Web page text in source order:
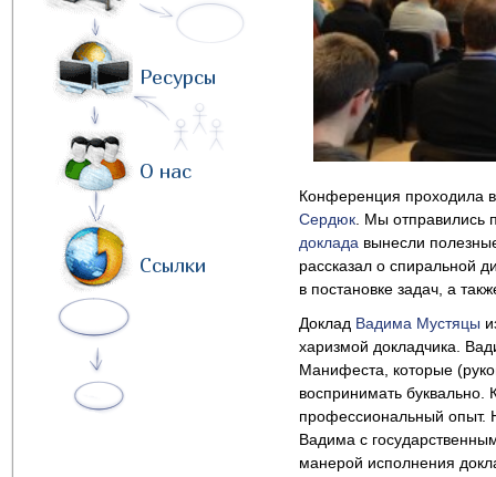
Ресурсы
О нас
Ссылки
Конференция проходила
Сердюк . Мы отправились
доклада вынесли
рассказал о спиральной
в постановке задач, а
Доклад Вадима Мустяцы
харизмой докладчика.
Манифеста, которые
воспринимать
профессиональный опыт.
Вадима с
манерой исполнения